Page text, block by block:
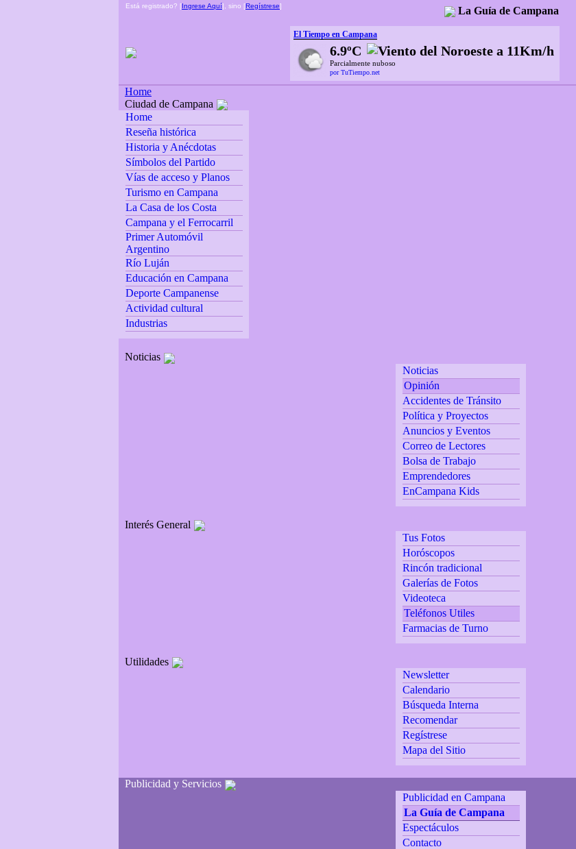
Está registrado? [Ingrese Aquí], sino [Regístrese] La Guía de Campana
El Tiempo en Campana
6.9ºC
Parcialmente nuboso
por TuTiempo.net
Home
Ciudad de Campana
Home
Reseña histórica
Historia y Anécdotas
Símbolos del Partido
Vías de acceso y Planos
Turismo en Campana
La Casa de los Costa
Campana y el Ferrocarril
Primer Automóvil
Argentino
Río Luján
Educación en Campana
Deporte Campanense
Actividad cultural
Industrias
Noticias
Noticias
Opinión
Accidentes de Tránsito
Política y Proyectos
Anuncios y Eventos
Correo de Lectores
Bolsa de Trabajo
Emprendedores
EnCampana Kids
Interés General
Tus Fotos
Horóscopos
Rincón tradicional
Galerías de Fotos
Videoteca
Teléfonos Utiles
Farmacias de Turno
Utilidades
Newsletter
Calendario
Búsqueda Interna
Recomendar
Regístrese
Mapa del Sitio
Publicidad y Servicios
Publicidad en Campana
La Guía de Campana
Espectáculos
Contacto